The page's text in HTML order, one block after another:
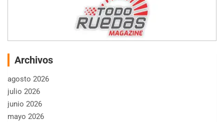
Archivos
agosto 2026
julio 2026
junio 2026
mayo 2026